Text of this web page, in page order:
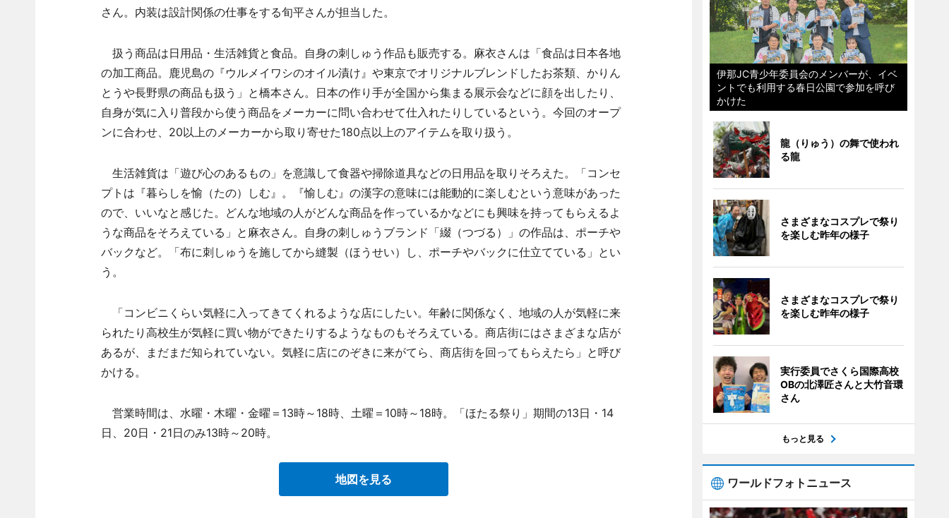
さん。内装は設計関係の仕事をする旬平さんが担当した。
扱う商品は日用品・生活雑貨と食品。自身の刺しゅう作品も販売する。麻衣さんは「食品は日本各地
の加工商品。鹿児島の『ウルメイワシのオイル漬け』や東京でオリジナルブレンドしたお茶類、かりん
とうや長野県の商品も扱う」と橋本さん。日本の作り手が全国から集まる展示会などに顔を出したり、
自身が気に入り普段から使う商品をメーカーに問い合わせて仕入れたりしているという。今回のオープ
ンに合わせ、20以上のメーカーから取り寄せた180点以上のアイテムを取り扱う。
生活雑貨は「遊び心のあるもの」を意識して食器や掃除道具などの日用品を取りそろえた。「コンセ
プトは『暮らしを愉（たの）しむ』。『愉しむ』の漢字の意味には能動的に楽しむという意味があった
ので、いいなと感じた。どんな地域の人がどんな商品を作っているかなどにも興味を持ってもらえるよ
うな商品をそろえている」と麻衣さん。自身の刺しゅうブランド「綴（つづる）」の作品は、ポーチや
バックなど。「布に刺しゅうを施してから縫製（ほうせい）し、ポーチやバックに仕立てている」とい
う。
「コンビニくらい気軽に入ってきてくれるような店にしたい。年齢に関係なく、地域の人が気軽に来
られたり高校生が気軽に買い物ができたりするようなものもそろえている。商店街にはさまざまな店が
あるが、まだまだ知られていない。気軽に店にのぞきに来がてら、商店街を回ってもらえたら」と呼び
かける。
営業時間は、水曜・木曜・金曜＝13時～18時、土曜＝10時～18時。「ほたる祭り」期間の13日・14
日、20日・21日のみ13時～20時。
地図を見る
伊那JC青少年委員会のメンバーが、イベ
ントでも利用する春日公園で参加を呼び
かけた
龍（りゅう）の舞で使われ
る龍
さまざまなコスプレで祭り
を楽しむ昨年の様子
さまざまなコスプレで祭り
を楽しむ昨年の様子
実行委員でさくら国際高校
OBの北澤匠さんと大竹音環
さん
もっと見る
ワールドフォトニュース